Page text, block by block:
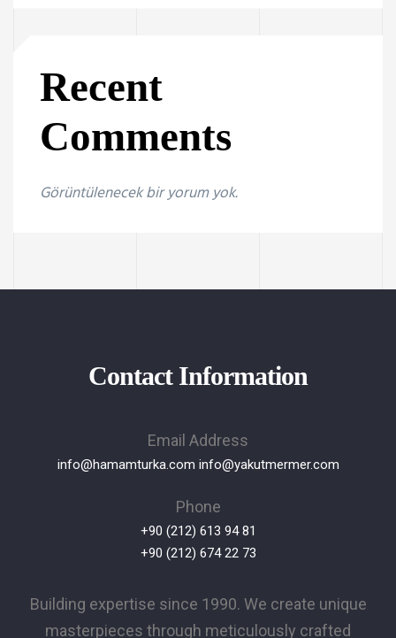
Recent
Comments
Görüntülenecek bir yorum yok.
Contact Information
Email Address
info@hamamturka.com info@yakutmermer.com
Phone
+90 (212) 613 94 81
+90 (212) 674 22 73
Building expertise since 1990. We create unique
masterpieces through meticulously crafted